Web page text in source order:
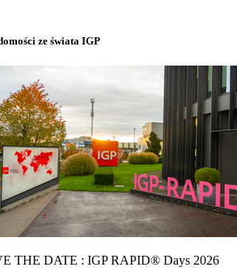
ze świata IGP
THE DATE : IGP RAPID® Days 2026